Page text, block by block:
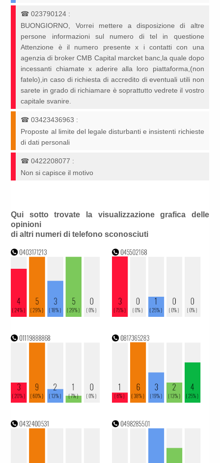
☎023790124 :
BUONGIORNO, Vorrei mettere a disposizione di altre
persone informazioni sul numero di tel in questione
Attenzione è il numero presente x i contatti con una
agenzia di broker CMB Capital marcket banc,la quale dopo
incessanti chiamate x aderire alla loro piattaforma,(non
fatelo),in caso di richiesta di accredito di eventuali utili non
sarete in grado di richiamare è soprattutto vedrete il vostro
capitale svanire.
☎03423436963 :
Proposte al limite del legale disturbanti e insistenti richieste
di dati personali
☎0422208077 :
Non si capisce il motivo
Qui sotto trovate la visualizzazione grafica delle
opinioni
di altri numeri di telefono sconosciuti